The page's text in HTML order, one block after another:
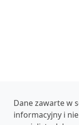
Dane zawarte w
informacyjny i